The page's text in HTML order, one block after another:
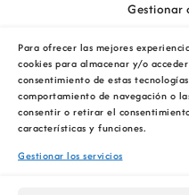
Gestionar
Para ofrecer las mejores
cookies para almacenar y/o
consentimiento de estas
comportamiento de navegación o
consentir o retirar el
características y funciones.
Gestionar los servicios
mismo grupo, la
la que fue director
después comienza a
donde desarrolló su
primero como
y, finalmente, como
delegado.